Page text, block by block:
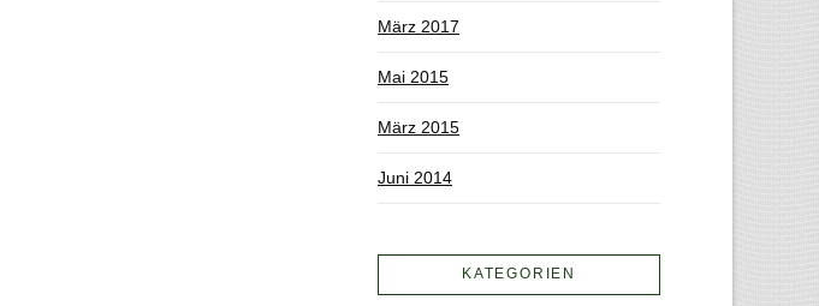
März 2017
Mai 2015
März 2015
Juni 2014
KATEGORIEN